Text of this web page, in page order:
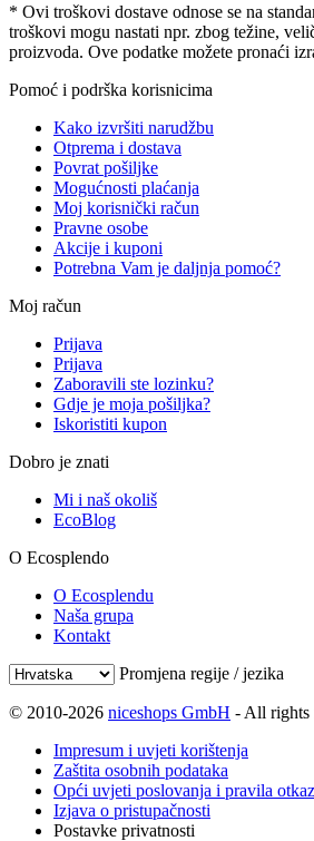
* Ovi troškovi dostave odnose se na
troškovi mogu nastati npr. zbog težine,
proizvoda. Ove podatke možete pronaći
Pomoć i podrška korisnicima
Kako izvršiti narudžbu
Otprema i dostava
Povrat pošiljke
Mogućnosti plaćanja
Moj korisnički račun
Pravne osobe
Akcije i kuponi
Potrebna Vam je daljnja pomoć?
Moj račun
Prijava
Prijava
Zaboravili ste lozinku?
Gdje je moja pošiljka?
Iskoristiti kupon
Dobro je znati
Mi i naš okoliš
EcoBlog
O Ecosplendo
O Ecosplendu
Naša grupa
Kontakt
Promjena regije / jezika
© 2010-2026 niceshops GmbH - All rights
Impresum i uvjeti korištenja
Zaštita osobnih podataka
Opći uvjeti poslovanja i pravila
Izjava o pristupačnosti
Postavke privatnosti